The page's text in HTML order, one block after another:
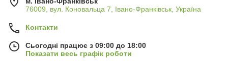
76009, вул. Коновальца 7, Івано-Франківськ, Україна
Контакти
Сьогодні працює з 09:00 до 18:00
Показати весь графік роботи